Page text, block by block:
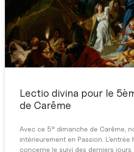
Lectio divina pour le
de Carême
Avec ce 5° dimanche de Carême,
intérieurement en Passion. L’entrée
concerne le suivi des derniers jours